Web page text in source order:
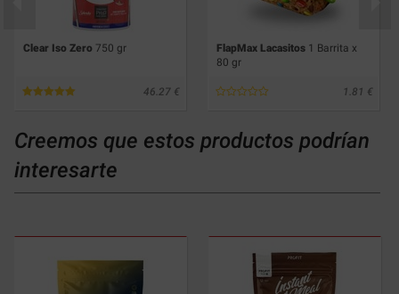
Clear Iso Zero 750 gr
46.27
FlapMax Lacasitos 1 Barrita x
80 gr
1.81
Creemos que estos productos podrían
interesarte